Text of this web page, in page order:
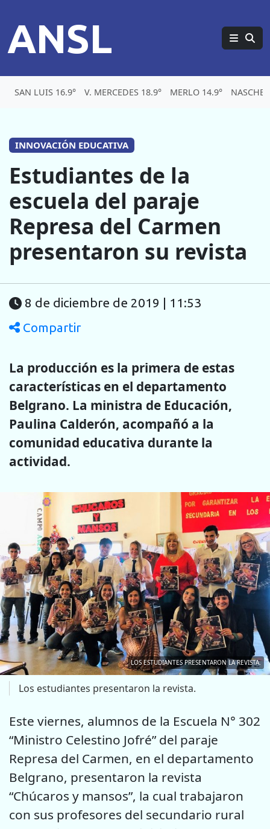
ANSL
SAN LUIS 16.9° V. MERCEDES 18.9° MERLO 14.9°
INNOVACIÓN EDUCATIVA
Estudiantes de la
escuela del paraje
Represa del Carmen
presentaron su revista
8 de diciembre de 2019 | 11:53
Compartir
La producción es la primera de estas
características en el departamento
Belgrano. La ministra de Educación,
Paulina Calderón, acompañó a la
comunidad educativa durante la
actividad.
LOS ESTUDIANTES PRESENTARON LA REVISTA.
Los estudiantes presentaron la revista.
Este viernes, alumnos de la Escuela N° 302
“Ministro Celestino Jofré” del paraje
Represa del Carmen, en el departamento
Belgrano, presentaron la revista
“Chúcaros y mansos”, la cual trabajaron
con sus profesores del secundario rural